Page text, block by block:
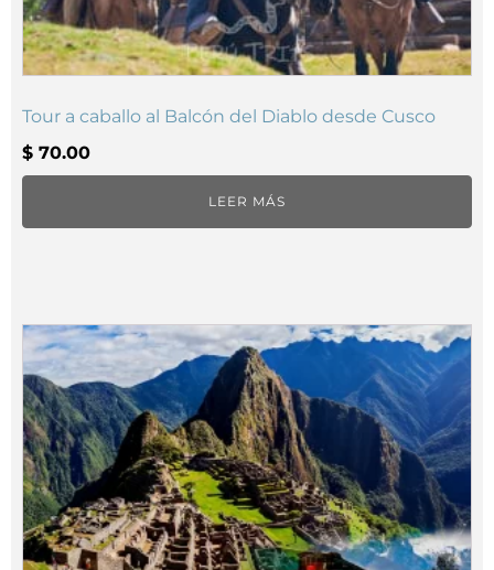
Tour a caballo al Balcón del Diablo desde Cusco
$ 70.00
LEER MÁS